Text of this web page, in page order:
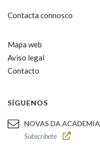
Contacta connosco
Mapa web
Aviso legal
Contacto
SÍGUENOS
NOVAS DA ACADEMIA
Subscríbete